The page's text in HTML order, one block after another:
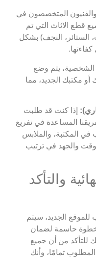
والفنيون المتخصصون في
قطع الاثاث التي تم
الستائر، النجف) بشكل
الشخصية، يتم وضع
مكتبك الجديد، مما
إذا كنت قد طلبت
المساعدة في تفريغ
في المكتبة، والملابس
والجهد في ترتيب
والتأكد
الجديد، سيتم
حاسمة لضمان
للتأكد من أن جميع
تمامًا، وأنك